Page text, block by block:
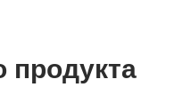
продукта